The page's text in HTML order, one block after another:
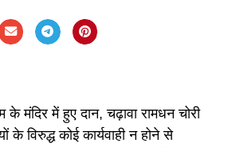
के मंदिर में हुए दान, चढ़ावा रामधन चोरी
के विरुद्ध कोई कार्यवाही न होने से